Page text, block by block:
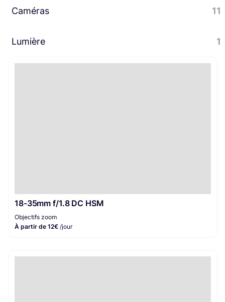
Objectifs fixes 68
Objectifs zoom 62
Caméras 11
Accessoires caméra 8
Lumière 1
18-35mm f/1.8 DC HSM
Objectifs zoom
À partir de 12€ /jour